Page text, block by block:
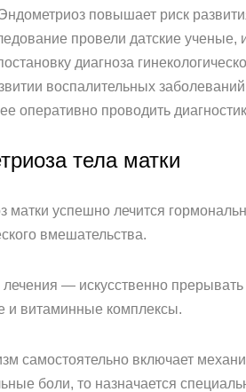
повышает риск
провели датские
диагноза
воспалительных
оперативно проводить
тела матки
матки успешно лечится
вмешательства.
лечения — искусственно
и витаминные комплексы.
самостоятельно включает
боли, то назначается